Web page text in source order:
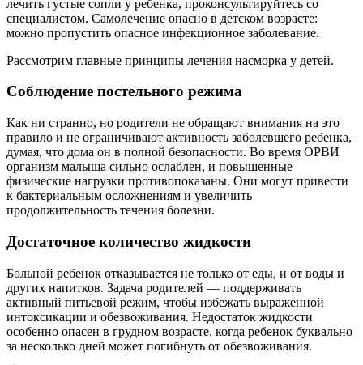
лечить густые сопли у ребенка, проконсультируйтесь со
специалистом. Самолечение опасно в детском возрасте:
можно пропустить опасное инфекционное заболевание.
Рассмотрим главные принципы лечения насморка у детей.
Соблюдение постельного режима
Как ни странно, но родители не обращают внимания на это
правило и не ограничивают активность заболевшего ребенка,
думая, что дома он в полной безопасности. Во время ОРВИ
организм малыша сильно ослаблен, и повышенные
физические нагрузки противопоказаны. Они могут привести
к бактериальным осложнениям и увеличить
продолжительность течения болезни.
Достаточное количество жидкости
Больной ребенок отказывается не только от еды, и от воды и
других напитков. Задача родителей — поддерживать
активный питьевой режим, чтобы избежать выраженной
интоксикации и обезвоживания. Недостаток жидкости
особенно опасен в грудном возрасте, когда ребенок буквально
за несколько дней может погибнуть от обезвоживания.